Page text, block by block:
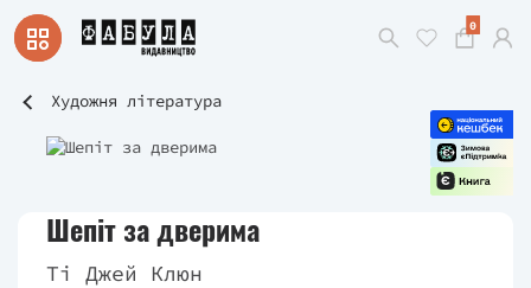
0
Художня література
Шепіт за дверима
Ті Джей Клюн